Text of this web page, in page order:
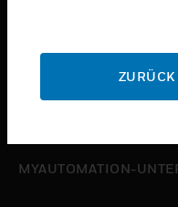
toggle view
toggle view
MYAUTOMATION-
ZURÜCK